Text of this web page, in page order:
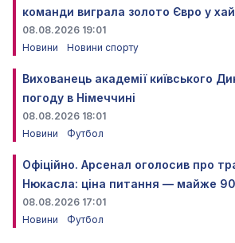
команди виграла золото Євро у
08.08.2026 19:01
Новини
Новини спорту
Вихованець академії київського
погоду в Німеччині
08.08.2026 18:01
Новини
Футбол
Офіційно. Арсенал оголосив про
Нюкасла: ціна питання — майже
08.08.2026 17:01
Новини
Футбол